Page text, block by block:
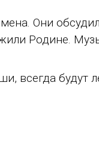
Они
Родине.
всегда будут